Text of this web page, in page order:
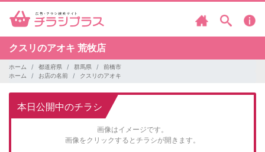
クスリのアオキ 荒牧店
ホーム 都道府県 群馬県
前橋市
ホーム
お店の名前 クスリのアオキ
本日公開中のチラシ
画像はイメージです。
画像をクリックするとチラシが開きます。